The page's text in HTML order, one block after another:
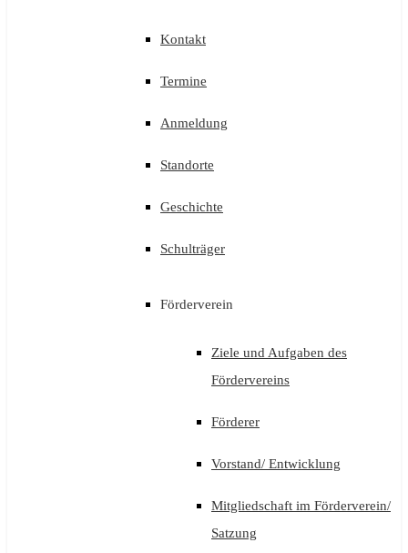
Kontakt
Termine
Anmeldung
Standorte
Geschichte
Schulträger
Förderverein
Ziele und Aufgaben des
Fördervereins
Förderer
Vorstand/ Entwicklung
Mitgliedschaft im Förderverein/
Satzung